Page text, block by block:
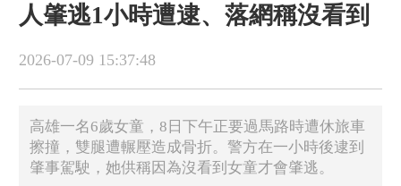
人肇逃1小時遭逮、落網稱沒看到
2026-07-09 15:37:48
高雄一名6歲女童，8日下午正要過馬路時遭休旅車
擦撞，雙腿遭輾壓造成骨折。警方在一小時後逮到
肇事駕駛，她供稱因為沒看到女童才會肇逃。